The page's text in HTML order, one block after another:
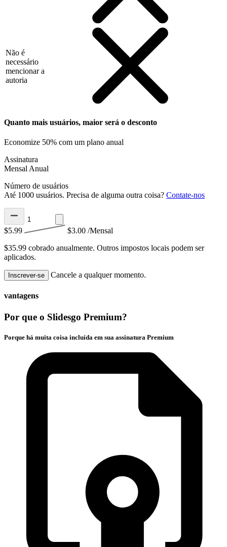
Não é
necessário
mencionar a
autoria
Quanto mais usuários, maior será o desconto
Economize 50% com um plano anual
Assinatura
Mensal Anual
Número de usuários
Até 1000 usuários. Precisa de alguma outra coisa? Contate-nos
$5.99 $3.00 /Mensal
$35.99 cobrado anualmente. Outros impostos locais podem ser
aplicados.
Inscrever-se Cancele a qualquer momento.
vantagens
Por que o Slidesgo Premium?
Porque há muita coisa incluída em sua assinatura Premium